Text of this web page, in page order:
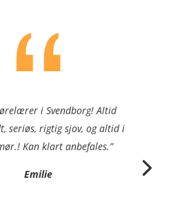
i Svendborg! Altid
seriøs, rigtig sjov, og altid i
Kan klart anbefales.”
Emilie